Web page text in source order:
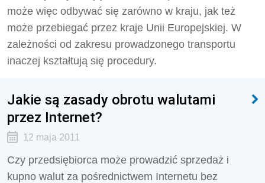
może więc odbywać się zarówno w kraju, jak też
może przebiegać przez kraje Unii Europejskiej. W
zależności od zakresu prowadzonego transportu
inaczej kształtują się procedury.
Jakie są zasady obrotu walutami
przez Internet?
12 maja 2011
Czy przedsiębiorca może prowadzić sprzedaż i
kupno walut za pośrednictwem Internetu bez